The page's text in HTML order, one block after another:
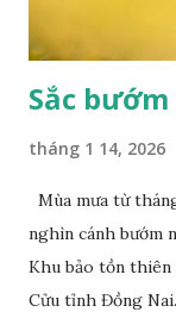
Sắc
tháng 1 14, 2026
Mùa mưa từ
nghìn cánh bướm
Khu bảo tồn
Cửu tỉnh Đồng